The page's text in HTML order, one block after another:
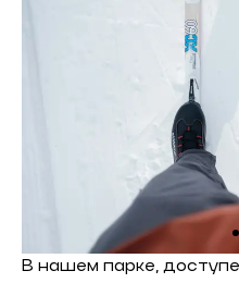
В нашем парке,